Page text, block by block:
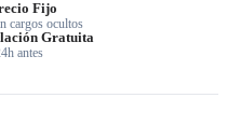
Fijo
cargos ocultos
Gratuita
antes